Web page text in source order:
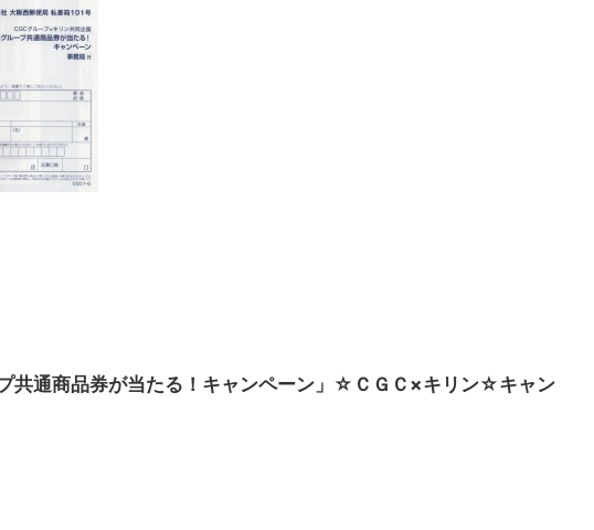
共通商品券が当たる！キャンペーン」☆ＣＧＣ×キリン☆キャン